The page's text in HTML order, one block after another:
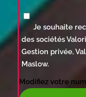
Je souhaite
des sociétés
Gestion privée,
Maslow.
Modifiez votre